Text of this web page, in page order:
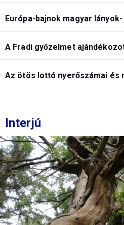
Európa-bajnok magyar lányok-
A Fradi győzelmet
Az ötös lottó nyerőszámai és
Interjú